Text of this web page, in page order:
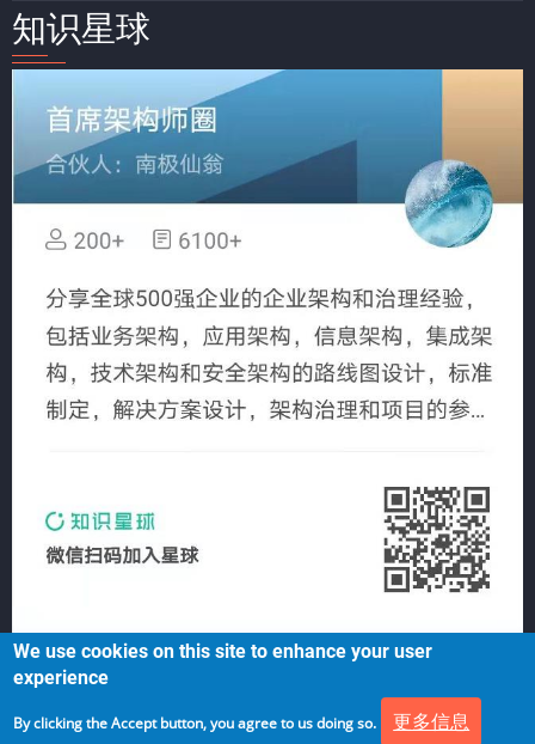
知识星球
We use cookies on this site to enhance your user
experience
By clicking the Accept button, you agree to us doing so. 更多信息